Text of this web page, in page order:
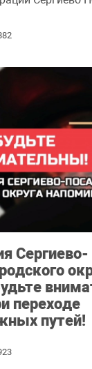
Сергиево-
переходе
путей!